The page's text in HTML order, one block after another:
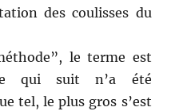
des coulisses du
le terme est
qui suit n’a été
tel, le plus gros s’est